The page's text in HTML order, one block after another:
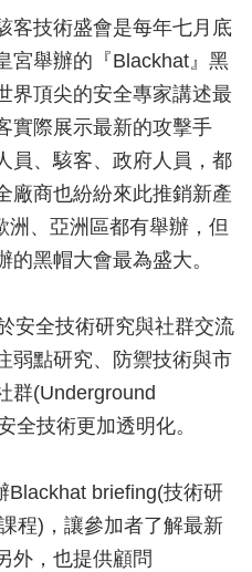
技術盛會是每年七月底
宮舉辦的『Blackhat』黑
界頂尖的安全專家講述最
實際展示最新的攻擊手
員、駭客、政府人員，都
廠商也紛紛來此推銷新產
洲、亞洲區都有舉辦，但
黑帽大會最為盛大。
全技術研究與社群交流
弱點研究、防禦技術與市
群(Underground
全技術更加透明化。
briefing(技術研
程)，讓參加者了解最新
外，也提供顧問